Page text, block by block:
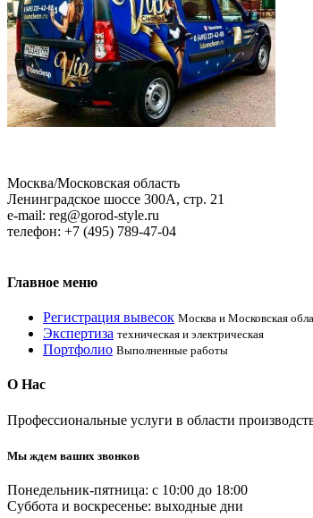
Москва/Московская область
Ленинградское шоссе 300А, стр. 21
e-mail: reg@gorod-style.ru
телефон: +7 (495) 789-47-04
Главное меню
Регистрация вывесок Москва и Московская
Экспертиза техническая и электрическая
Портфолио Выполненные работы
О Нас
Профессиональные услуги в области
Мы ждем ваших звонков
Понедельник-пятница: с 10:00 до 18:00
Суббота и воскресенье: выходные дни